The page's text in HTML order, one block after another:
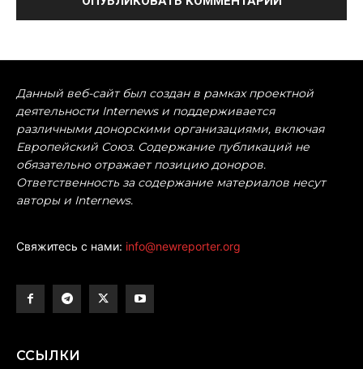
Данный веб-сайт был создан в рамках проектной
деятельности Internews и поддерживается
различными донорскими организациями, включая
Европейский Союз. Содержание публикаций не
обязательно отражает позицию доноров.
Ответственность за содержание материалов несут
авторы и Internews.
Свяжитесь с нами: info@newreporter.org
ССЫЛКИ